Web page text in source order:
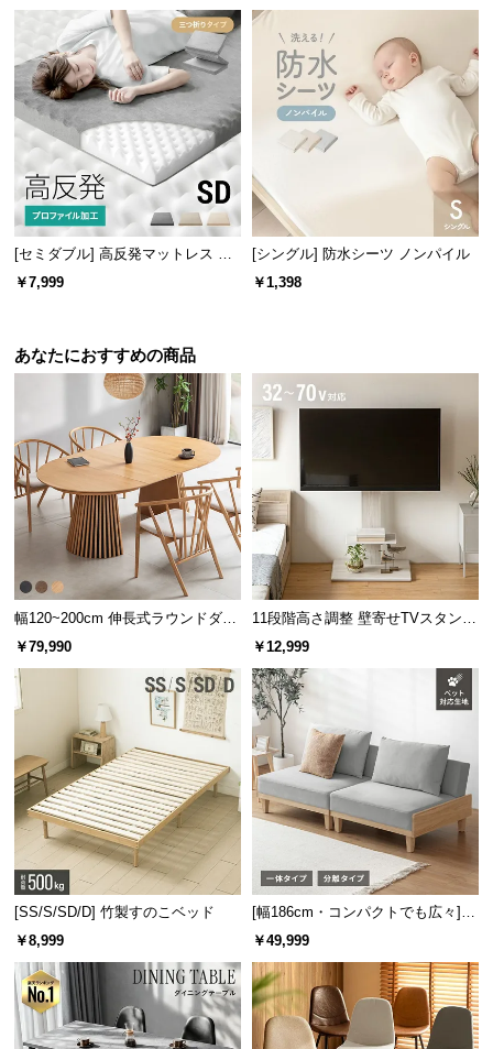
て
保
証
に
て
会
に
つ
お
客
ポ
ー
知
ら
グ
企
業
[セミダブル] 高反発マットレス 体
圧分散プロファイル加工 厚さ10cm
￥7,999
[シングル] 防水シーツ ノンパイル
￥1,398
あなたにおすすめの商品
幅120~200cm 伸長式ラウンドダイ
ニングテーブル 6人掛け 天然木突
￥79,990
11段階高さ調整 壁寄せTVスタンド
キャスター付き 上下左右角度調節
￥12,999
[SS/S/SD/D] 竹製すのこベッド
￥8,999
[幅186cm・コンパクトでも広々] 3
人掛けソファベッド リクライニン
￥49,999